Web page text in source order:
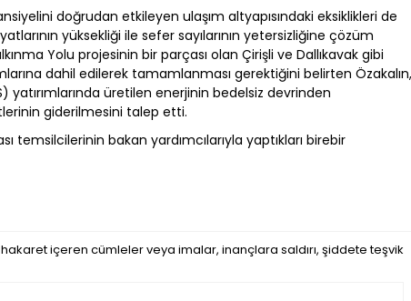
doğrudan etkileyen ulaşım altyapısındaki eksiklikleri de
yüksekliği ile sefer sayılarının yetersizliğine çözüm
Yolu projesinin bir parçası olan Çirişli ve Dallıkavak gibi
dahil edilerek tamamlanması gerektiğini belirten Özakalın,
yatırımlarında üretilen enerjinin bedelsiz devrinden
giderilmesini talep etti.
temsilcilerinin bakan yardımcılarıyla yaptıkları birebir
içeren cümleler veya imalar, inançlara saldırı, şiddete teşvik